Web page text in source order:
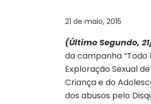
21 de maio, 2015
(Último Segundo,
da campanha “Todo
Exploração Sexual
Criança e do
dos abusos pelo